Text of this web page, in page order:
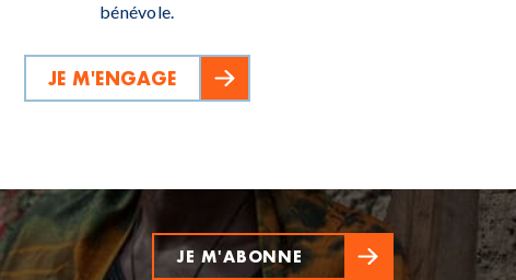
bénévole.
JE M'ENGAGE
JE M'ABONNE